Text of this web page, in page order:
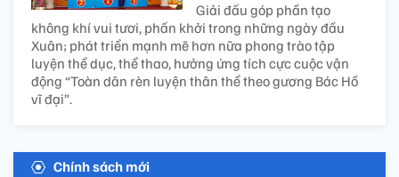
Giải đấu góp phần tạo
không khí vui tươi, phấn khởi trong những ngày đầu
Xuân; phát triển mạnh mẽ hơn nữa phong trào tập
luyện thể dục, thể thao, hưởng ứng tích cực cuộc vận
động “Toàn dân rèn luyện thân thể theo gương Bác Hồ
vĩ đại”.
Chính sách mới